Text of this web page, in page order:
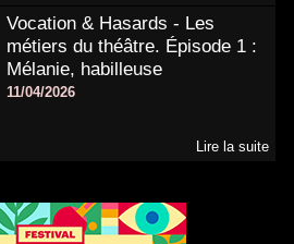
Vocation & Hasards - Les
métiers du théâtre. Épisode 1 :
Mélanie, habilleuse
11/04/2026
Lire la suite